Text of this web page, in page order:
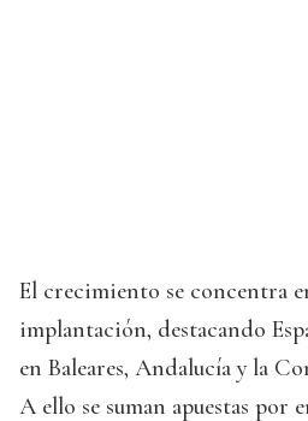
El crecimiento se concentra
implantación, destacando
en Baleares, Andalucía y la
A ello se suman apuestas por